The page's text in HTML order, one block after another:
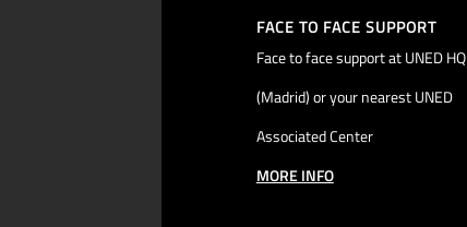
FACE TO FACE SUPPORT
Face to face support at UNED HQ
(Madrid) or your nearest UNED
Associated Center
MORE INFO